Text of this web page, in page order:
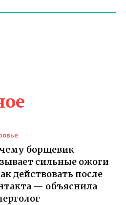
борщевик
сильные ожоги
действовать после
— объяснила